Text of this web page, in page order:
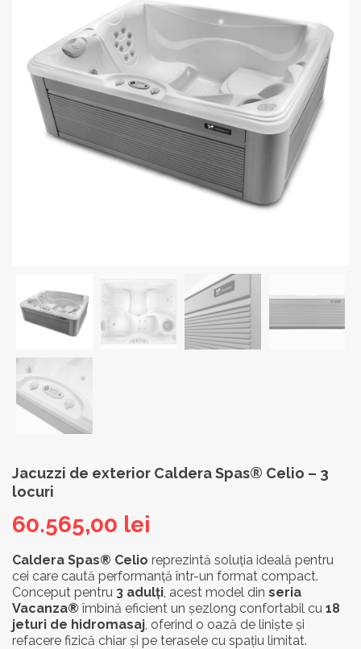
Jacuzzi de exterior Caldera Spas® Celio – 3
locuri
60.565,00 lei
Caldera Spas® Celio reprezintă soluția ideală pentru
cei care caută performanță într-un format compact.
Conceput pentru 3 adulți , acest model din seria
Vacanza® îmbină eficient un șezlong confortabil cu 18
jeturi de hidromasaj , oferind o oază de liniște și
refacere fizică chiar și pe terasele cu spațiu limitat.